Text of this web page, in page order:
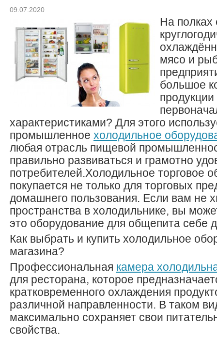
09.07.2020
На полках
мясо и
большое
продукции
характеристиками? Для этого
промышленное холодильное
любая отрасль пищевой
правильно развиваться и грамотно
потребителей.Холодильное торговое
покупается не только для торговых
домашнего пользования. Если вам не
пространства в холодильнике, вы
это оборудование для общепита себе
Как выбрать и купить холодильное
магазина?
Профессиональная камера
для ресторана, которое
кратковременного охлаждения
различной направленности. В таком
максимально сохраняет свои
свойства.